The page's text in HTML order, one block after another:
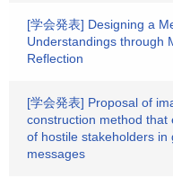
[学会発表] Designing a
Understandings through
Reflection
[学会発表] Proposal of
construction method that
of hostile stakeholders
messages